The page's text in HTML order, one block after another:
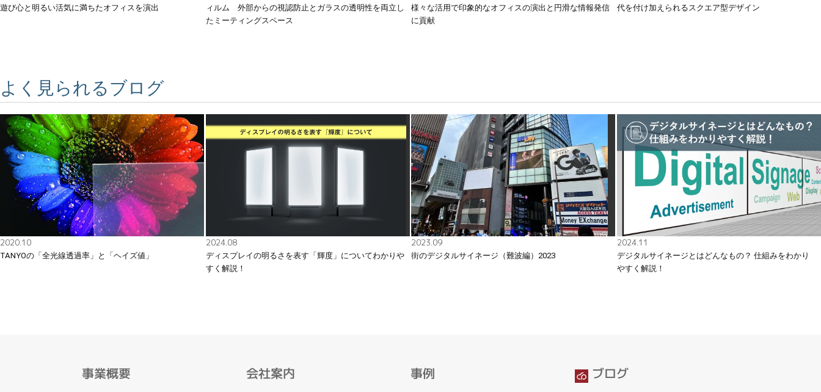
遊び心と明るい活気に満ちたオフィスを演出
ィルム 外部からの視認防止とガラスの透明性を両立し
たミーティングスペース
様々な活用で印象的なオフィスの演出と円滑な情報発信
に貢献
代を付け加えられるスクエア型デザイン
よく見られるブログ
2020.10
TANYOの「全光線透過率」と「ヘイズ値」
2024.08
ディスプレイの明るさを表す「輝度」についてわかりや
すく解説！
2023.09
街のデジタルサイネージ（難波編）2023
2024.11
デジタルサイネージとはどんなもの？ 仕組みをわかり
やすく解説！
事業概要 会社案内
事例
ブログ